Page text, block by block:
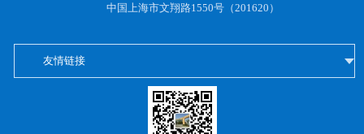
中国上海市文翔路1550号（201620）
友情链接